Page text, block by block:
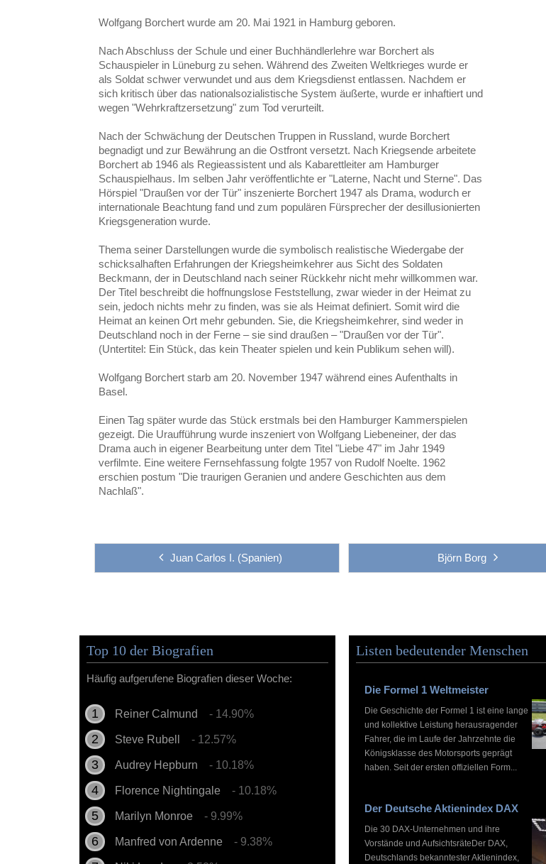
Wolfgang Borchert wurde am 20. Mai 1921 in Hamburg geboren.
Nach Abschluss der Schule und einer Buchhändlerlehre war Borchert als
Schauspieler in Lüneburg zu sehen. Während des Zweiten Weltkrieges wurde er
als Soldat schwer verwundet und aus dem Kriegsdienst entlassen. Nachdem er
sich kritisch über das nationalsozialistische System äußerte, wurde er inhaftiert und
wegen "Wehrkraftzersetzung" zum Tod verurteilt.
Nach der Schwächung der Deutschen Truppen in Russland, wurde Borchert
begnadigt und zur Bewährung an die Ostfront versetzt. Nach Kriegsende arbeitete
Borchert ab 1946 als Regieassistent und als Kabarettleiter am Hamburger
Schauspielhaus. Im selben Jahr veröffentlichte er "Laterne, Nacht und Sterne". Das
Hörspiel "Draußen vor der Tür" inszenierte Borchert 1947 als Drama, wodurch er
internationale Beachtung fand und zum populären Fürsprecher der desillusionierten
Kriegsgeneration wurde.
Thema seiner Darstellungen wurde die symbolisch realistische Wiedergabe der
schicksalhaften Erfahrungen der Kriegsheimkehrer aus Sicht des Soldaten
Beckmann, der in Deutschland nach seiner Rückkehr nicht mehr willkommen war.
Der Titel beschreibt die hoffnungslose Feststellung, zwar wieder in der Heimat zu
sein, jedoch nichts mehr zu finden, was sie als Heimat definiert. Somit wird die
Heimat an keinen Ort mehr gebunden. Sie, die Kriegsheimkehrer, sind weder in
Deutschland noch in der Ferne – sie sind draußen – "Draußen vor der Tür".
(Untertitel: Ein Stück, das kein Theater spielen und kein Publikum sehen will).
Wolfgang Borchert starb am 20. November 1947 während eines Aufenthalts in
Basel.
Einen Tag später wurde das Stück erstmals bei den Hamburger Kammerspielen
gezeigt. Die Uraufführung wurde inszeniert von Wolfgang Liebeneiner, der das
Drama auch in eigener Bearbeitung unter dem Titel "Liebe 47" im Jahr 1949
verfilmte. Eine weitere Fernsehfassung folgte 1957 von Rudolf Noelte. 1962
erschien postum "Die traurigen Geranien und andere Geschichten aus dem
Nachlaß".
Juan Carlos I. (Spanien) Björn Borg
Top 10 der Biografien
Häufig aufgerufene Biografien dieser Woche:
Reiner Calmund - 14.90%
Steve Rubell - 12.57%
Audrey Hepburn - 10.18%
Florence Nightingale - 10.18%
Marilyn Monroe - 9.99%
Manfred von Ardenne - 9.38%
Listen bedeutender Menschen
Die Formel 1 Weltmeister
Die Geschichte der Formel 1 ist eine lange
und kollektive Leistung herausragender
Fahrer, die im Laufe der Jahrzehnte die
Königsklasse des Motorsports geprägt
haben. Seit der ersten offiziellen Form...
Der Deutsche Aktienindex DAX
Die 30 DAX-Unternehmen und ihre
Vorstände und AufsichtsräteDer DAX,
Deutschlands bekanntester Aktienindex,